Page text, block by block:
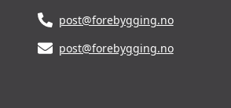
post@forebygging.no
post@forebygging.no